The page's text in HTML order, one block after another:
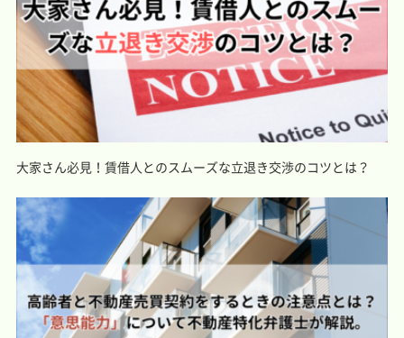
大家さん必見！賃借人とのスムーズな立退き交渉のコツとは？